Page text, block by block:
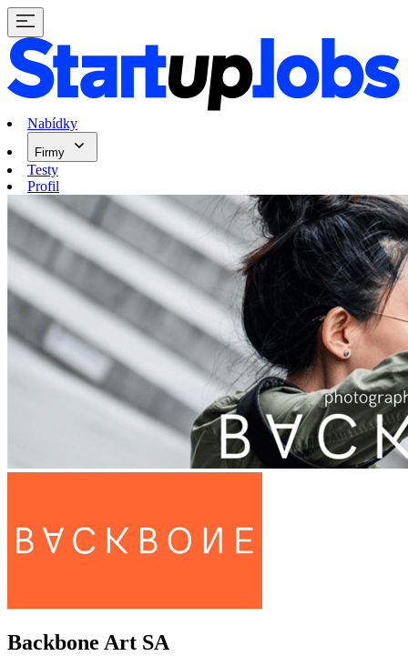
Nabídky
Firmy
Testy
Profil
Backbone Art SA